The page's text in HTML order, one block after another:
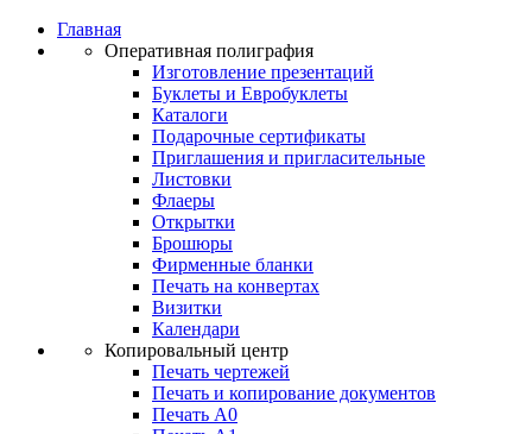
Главная
Оперативная полиграфия
Изготовление презентаций
Буклеты и Eвробуклеты
Каталоги
Подарочные сертификаты
Приглашения и пригласительные
Листовки
Флаеры
Открытки
Брошюры
Фирменные бланки
Печать на конвертах
Визитки
Календари
Копировальный центр
Печать чертежей
Печать и копирование документов
Печать А0